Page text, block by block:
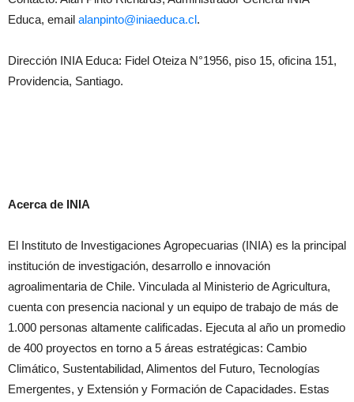
Educa, email alanpinto@iniaeduca.cl.
Dirección INIA Educa: Fidel Oteiza N°1956, piso 15, oficina 151,
Providencia, Santiago.
Acerca de INIA
El Instituto de Investigaciones Agropecuarias (INIA) es la principal
institución de investigación, desarrollo e innovación
agroalimentaria de Chile. Vinculada al Ministerio de Agricultura,
cuenta con presencia nacional y un equipo de trabajo de más de
1.000 personas altamente calificadas. Ejecuta al año un promedio
de 400 proyectos en torno a 5 áreas estratégicas: Cambio
Climático, Sustentabilidad, Alimentos del Futuro, Tecnologías
Emergentes, y Extensión y Formación de Capacidades. Estas